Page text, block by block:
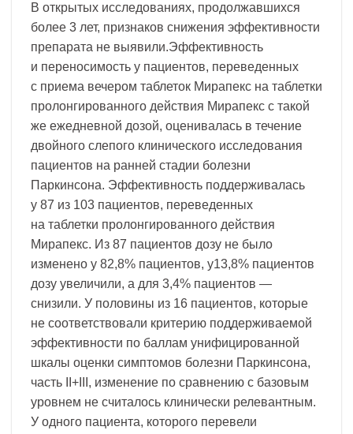
В открытых исследованиях, продолжавшихся
более 3 лет, признаков снижения эффективности
препарата не выявили.Эффективность
и переносимость у пациентов, переведенных
с приема вечером таблеток Мирапекс на таблетки
пролонгированного действия Мирапекс с такой
же ежедневной дозой, оценивалась в течение
двойного слепого клинического исследования
пациентов на ранней стадии болезни
Паркинсона. Эффективность поддерживалась
у 87 из 103 пациентов, переведенных
на таблетки пролонгированного действия
Мирапекс. Из 87 пациентов дозу не было
изменено у 82,8% пациентов, у13,8% пациентов
дозу увеличили, а для 3,4% пациентов —
снизили. У половины из 16 пациентов, которые
не соответствовали критерию поддерживаемой
эффективности по баллам унифицированной
шкалы оценки симптомов болезни Паркинсона,
часть II+III, изменение по сравнению с базовым
уровнем не считалось клинически релевантным.
У одного пациента, которого перевели